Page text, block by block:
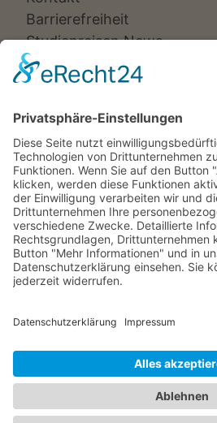
Barrierefreiheit
Studienreisen News
Veranstalter:
Ameropa Reisen
Bavaria Fernreisen
Berge & Meer
Gebeco
Hauser exkursionen
Meiers Weltreisen
Nicko Cruises
SKR
Studiosus
Studiosus Kultimer
©